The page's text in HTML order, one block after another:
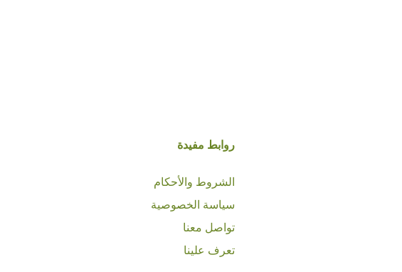
روابط مفيدة
الشروط والأحكام
سياسة الخصوصية
تواصل معنا
تعرف علينا